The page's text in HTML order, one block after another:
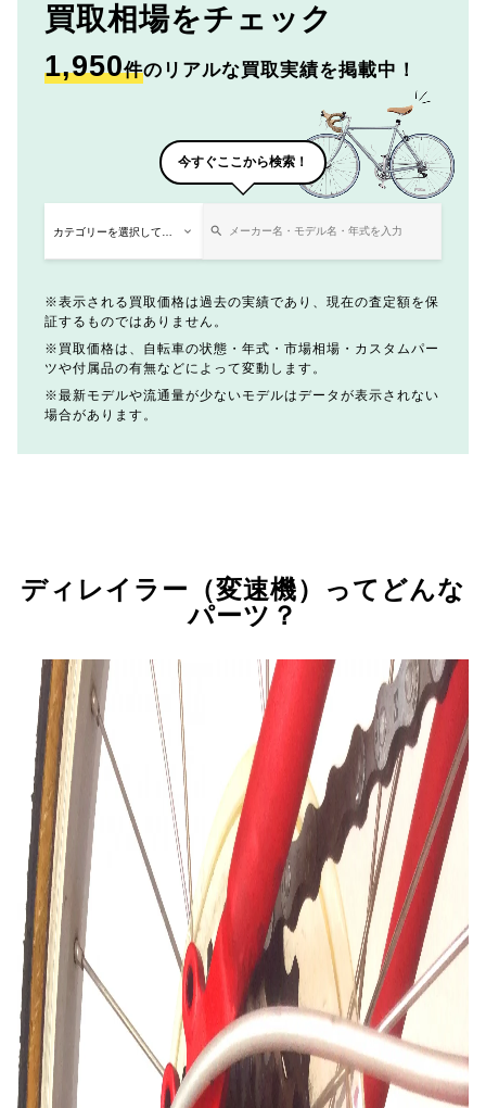
買取相場をチェック
1,950件のリアルな買取実績を掲載中！
今すぐここから検索！
表示される買取価格は過去の実績であり、現在の査定額を保
証するものではありません。
買取価格は、自転車の状態・年式・市場相場・カスタムパー
ツや付属品の有無などによって変動します。
最新モデルや流通量が少ないモデルはデータが表示されない
場合があります。
ディレイラー（変速機）ってどんな
パーツ？